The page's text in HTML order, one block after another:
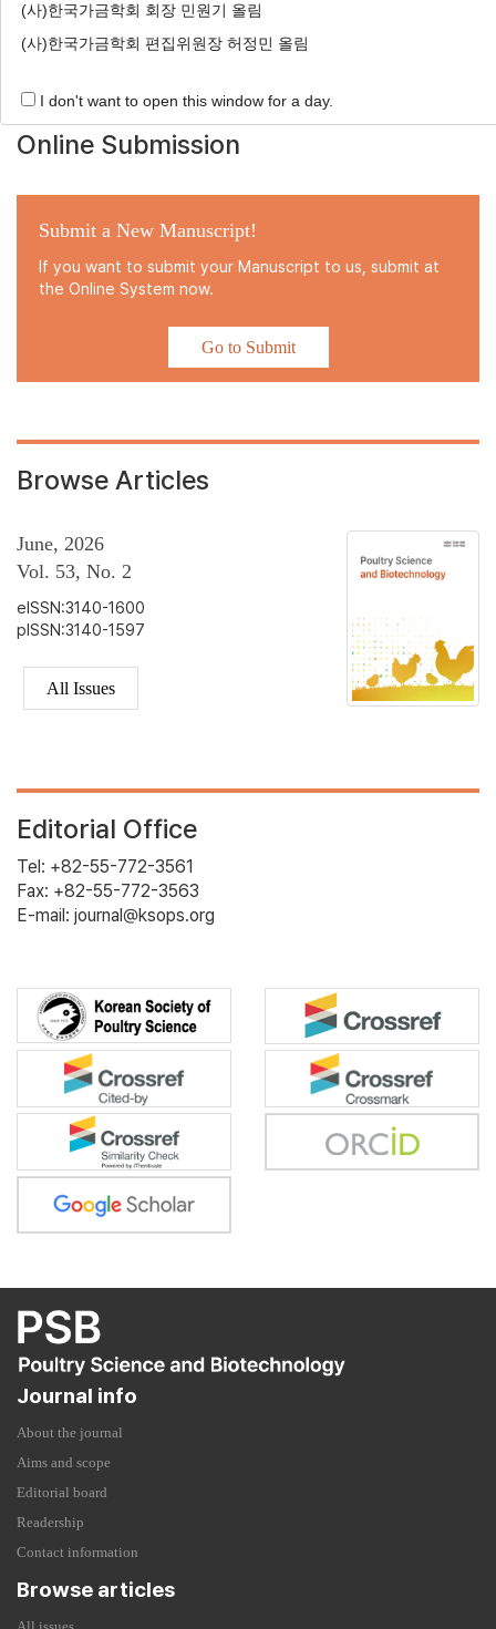
Online Submission
Submit a New Manuscript!
If you want to submit your Manuscript to us, submit at
the Online System now.
Go to Submit
Browse Articles
June, 2026
Vol. 53, No. 2
eISSN:3140-1600
pISSN:3140-1597
All Issues
Editorial Office
Tel: +82-55-772-3561
Fax: +82-55-772-3563
E-mail: journal@ksops.org
Journal info
About the journal
Aims and scope
Editorial board
Readership
Contact information
Browse articles
(사)한국가금학회 회장 민원기 올림
(사)한국가금학회 편집위원장 허정민 올림
I don't want to open this window for a day.